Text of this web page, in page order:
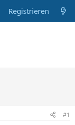
Registrieren
#1